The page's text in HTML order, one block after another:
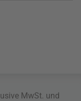
MwSt. und